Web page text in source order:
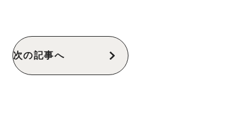
次の記事へ